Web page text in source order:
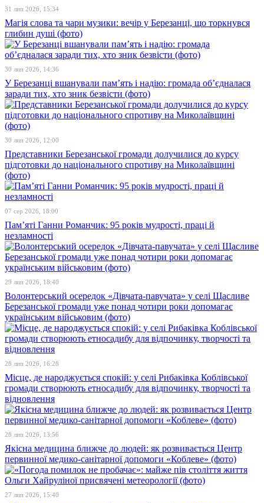
31 лип 2026, 15:34
Магія слова та чари музики: вечір у Березанці, що торкнувся
глибин душі (фото)
30 лип 2026, 14:36
У Березанці вшанували пам’ять і надію: громада об’єдналася
заради тих, хто зник безвісти (фото)
30 лип 2026, 12:00
Представники Березанської громади долучилися до курсу
підготовки до національного спротиву на Миколаївщині
(фото)
07 сер 2026, 18:00
Пам’яті Ганни Романчик: 95 років мудрості, праці й
незламності
29 лип 2026, 18:40
Волонтерський осередок «Дівчата-павучата» у селі Щасливе
Березанської громади уже понад чотири роки допомагає
українським військовим (фото)
28 лип 2026, 16:28
Місце, де народжується спокій: у селі Рибаківка Коблівської
громади створюють етносадибу для відпочинку, творчості та
відновлення
28 лип 2026, 13:56
Якісна медицина ближче до людей: як розвивається Центр
первинної медико-санітарної допомоги «Коблеве» (фото)
27 лип 2026, 15:40